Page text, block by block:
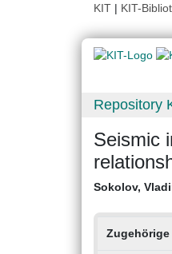
KIT | KIT-
Repository
Seismic
Sokolov,